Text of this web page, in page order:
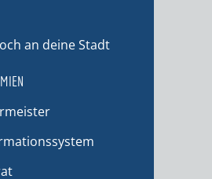
an deine Stadt